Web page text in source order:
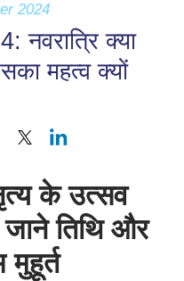
2024
नवरात्रि क्या
महत्व क्यों
के उत्सव
जानेतिथि और